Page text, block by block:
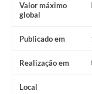
Valor máximo
global
Publicado em
Realização em
Local